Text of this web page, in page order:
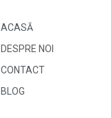
ACASĂ
DESPRE NOI
CONTACT
BLOG